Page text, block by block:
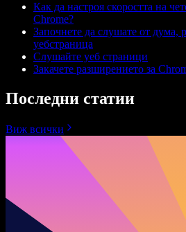
Как да настроя скоростта на
Chrome?
Започнете да слушате от дума,
уебстраница
Слушайте уеб страници
Закачете разширението за
Последни статии
Виж всички